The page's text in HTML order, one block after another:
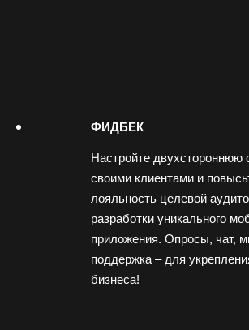
ФИДБЕК
Настройте двухстороннюю
своими клиентами и
лояльность целевой
разработки уникального
приложения. Опросы, чат,
поддержка – для
бизнеса!